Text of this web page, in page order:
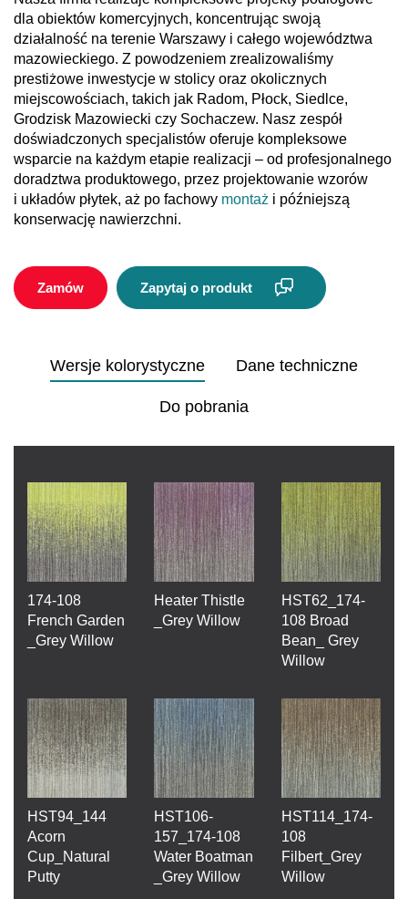
dla obiektów komercyjnych, koncentrując swoją
działalność na terenie Warszawy i całego województwa
mazowieckiego. Z powodzeniem zrealizowaliśmy
prestiżowe inwestycje w stolicy oraz okolicznych
miejscowościach, takich jak Radom, Płock, Siedlce,
Grodzisk Mazowiecki czy Sochaczew. Nasz zespół
doświadczonych specjalistów oferuje kompleksowe
wsparcie na każdym etapie realizacji – od profesjonalnego
doradztwa produktowego, przez projektowanie wzorów
i układów płytek, aż po fachowy montaż i późniejszą
konserwację nawierzchni.
Zamów Zapytaj o produkt
Wersje kolorystyczne Dane techniczne
Do pobrania
174-108
French Garden
_Grey Willow
Heater Thistle
_Grey Willow
HST62_174-
108 Broad
Bean_ Grey
Willow
HST94_144
Acorn
Cup_Natural
Putty
HST106-
157_174-108
Water Boatman
_Grey Willow
HST114_174-
108
Filbert_Grey
Willow